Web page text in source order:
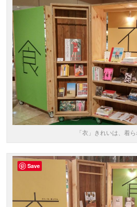
「衣」きれいは、着
Save